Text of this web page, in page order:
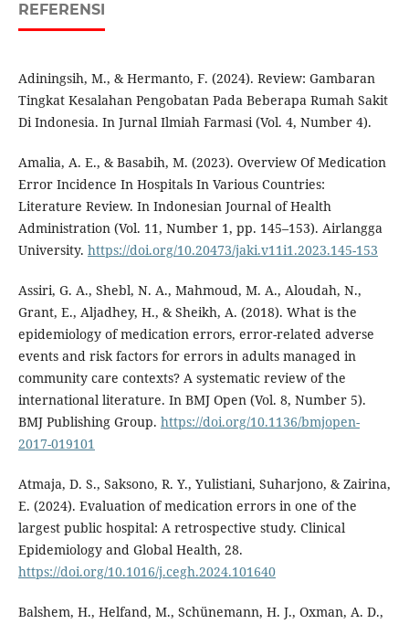
REFERENSI
Adiningsih, M., & Hermanto, F. (2024). Review: Gambaran
Tingkat Kesalahan Pengobatan Pada Beberapa Rumah Sakit
Di Indonesia. In Jurnal Ilmiah Farmasi (Vol. 4, Number 4).
Amalia, A. E., & Basabih, M. (2023). Overview Of Medication
Error Incidence In Hospitals In Various Countries:
Literature Review. In Indonesian Journal of Health
Administration (Vol. 11, Number 1, pp. 145–153). Airlangga
University. https://doi.org/10.20473/jaki.v11i1.2023.145-153
Assiri, G. A., Shebl, N. A., Mahmoud, M. A., Aloudah, N.,
Grant, E., Aljadhey, H., & Sheikh, A. (2018). What is the
epidemiology of medication errors, error-related adverse
events and risk factors for errors in adults managed in
community care contexts? A systematic review of the
international literature. In BMJ Open (Vol. 8, Number 5).
BMJ Publishing Group. https://doi.org/10.1136/bmjopen-
2017-019101
Atmaja, D. S., Saksono, R. Y., Yulistiani, Suharjono, & Zairina,
E. (2024). Evaluation of medication errors in one of the
largest public hospital: A retrospective study. Clinical
Epidemiology and Global Health, 28.
https://doi.org/10.1016/j.cegh.2024.101640
Balshem, H., Helfand, M., Schünemann, H. J., Oxman, A. D.,